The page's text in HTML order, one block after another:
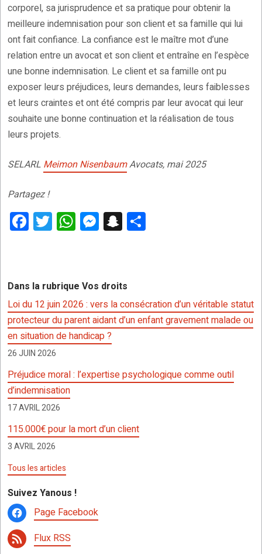
corporel, sa jurisprudence et sa pratique pour obtenir la
meilleure indemnisation pour son client et sa famille qui lui
ont fait confiance. La confiance est le maître mot d’une
relation entre un avocat et son client et entraîne en l’espèce
une bonne indemnisation. Le client et sa famille ont pu
exposer leurs préjudices, leurs demandes, leurs faiblesses
et leurs craintes et ont été compris par leur avocat qui leur
souhaite une bonne continuation et la réalisation de tous
leurs projets.
SELARL Meimon NisenbaumAvocats, mai 2025
Partagez !
F
a
b
o
o
k
T
wi
er
W
h
s
A
p
p
M
es
n
g
er
S
n
p
c
h
at
er
Dans la rubrique Vos droits
Loi du 12 juin 2026 : vers la consécration d’un véritable statut
protecteur du parent aidant d’un enfant gravement malade ou
en situation de handicap ?
26 JUIN 2026
Préjudice moral : l’expertise psychologique comme outil
d’indemnisation
17 AVRIL 2026
115.000€ pour la mort d’un client
3 AVRIL 2026
Tous les articles
Suivez Yanous !
Page Facebook
Flux RSS